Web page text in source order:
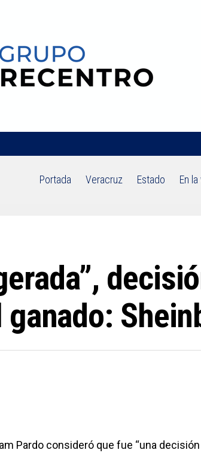
Portada Veracruz Estado En la
Pardo consideró que fue “una decisión